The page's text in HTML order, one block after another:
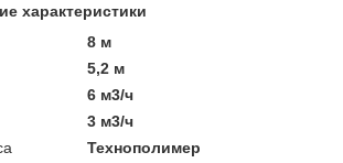
характеристики
8 м
5,2 м
6 м3/ч
3 м3/ч
Технополимер